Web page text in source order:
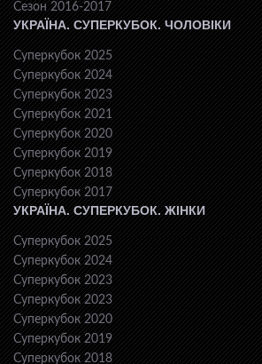
Сезон 2016-2017
УКРАЇНА. СУПЕРКУБОК. ЧОЛОВІКИ
Суперкубок 2025
Суперкубок 2024
Суперкубок 2023
Суперкубок 2021
Суперкубок 2020
Суперкубок 2019
Суперкубок 2018
Суперкубок 2017
УКРАЇНА. СУПЕРКУБОК. ЖІНКИ
Суперкубок 2025
Суперкубок 2024
Суперкубок 2023
Суперкубок 2023
Суперкубок 2020
Суперкубок 2019
Суперкубок 2018